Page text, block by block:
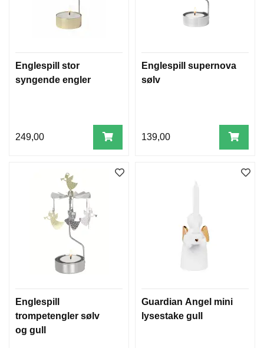
Englespill stor
syngende engler
249,00
Englespill supernova
sølv
139,00
Englespill
trompetengler sølv
og gull
Guardian Angel mini
lysestake gull